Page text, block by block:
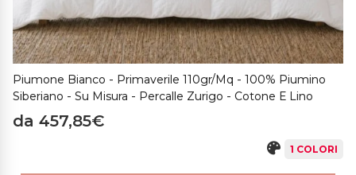
Piumone Bianco - Primaverile 110gr/mq - 100% Piumino
Siberiano - Su Misura - Percalle Zurigo - Cotone E Lino
da 457,85€
1 COLORI